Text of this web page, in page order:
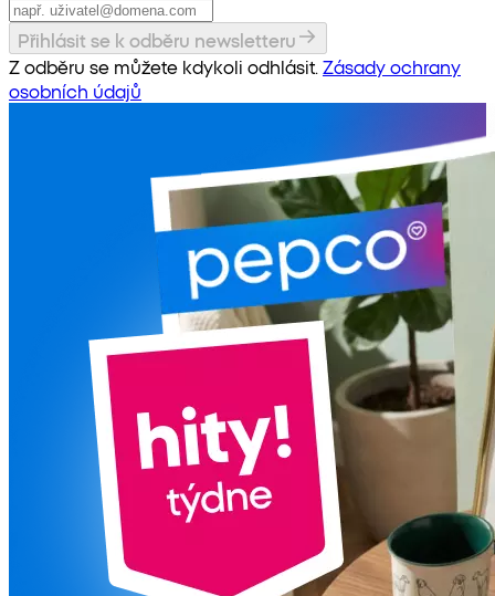
Přihlásit se k odběru newsletteru
Z odběru se můžete kdykoli odhlásit. Zásady ochrany
osobních údajů